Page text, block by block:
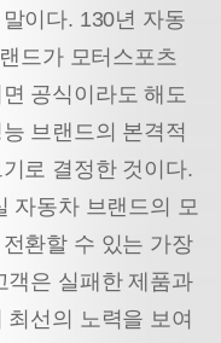
이다. 130년 자동
드가 모터스포츠
공식이라도 해도
브랜드의 본격적
로 결정한 것이다.
자동차 브랜드의 모
환할 수 있는 가장
객은 실패한 제품과
선의 노력을 보여